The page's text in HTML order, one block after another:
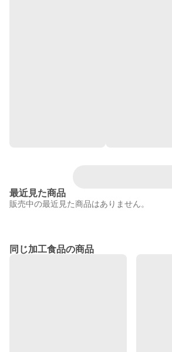
最近見た商品
販売中の最近見た商品はありません。
同じ加工食品の商品